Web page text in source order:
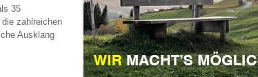
35
zahlreichen
Ausklang